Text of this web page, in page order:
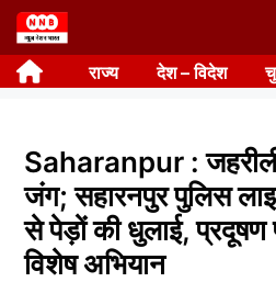
Skip
to
content राज्य देश – विदेश
Saharanpur :
जंग; सहारनपुर पुलिस
से पेड़ों की धुलाई, प्रदूषण
विशेष अभियान